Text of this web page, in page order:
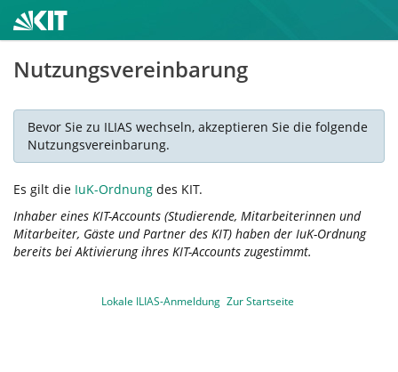
Nutzungsvereinbarung
Bevor Sie zu ILIAS wechseln, akzeptieren Sie die folgende
Nutzungsvereinbarung.
Es gilt die IuK-Ordnung des KIT.
Inhaber eines KIT-Accounts (Studierende, Mitarbeiterinnen und
Mitarbeiter, Gäste und Partner des KIT) haben der IuK-Ordnung
bereits bei Aktivierung ihres KIT-Accounts zugestimmt.
Lokale ILIAS-Anmeldung Zur Startseite